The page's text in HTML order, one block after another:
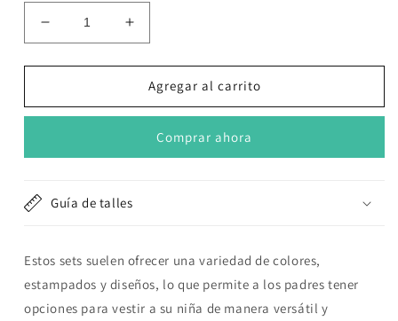
Reducir
cantidad
para
5
larga
Aumentar
cantidad
para
Set
5
manga
larga
Agregar al carrito
Comprar ahora
Guía de talles
Estos sets suelen ofrecer una variedad de colores,
estampados y diseños, lo que permite a los padres tener
opciones para vestir a su niña de manera versátil y